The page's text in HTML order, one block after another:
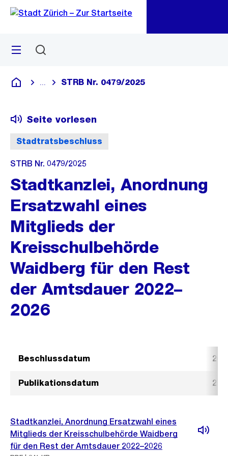
Navigation
Sprunglink
Menü
Deutsch
Blende alle Breadcrumbs ein
STRB Nr. 0479/2025
Stadtratsbeschluss
Seite vorlesen
STRB Nr. 0479/2025
Stadtkanzlei, Anordnung
Ersatzwahl eines
Mitglieds der
Kreisschulbehörde
Waidberg für den Rest
der Amtsdauer 2022–
2026
Beschlussdatum 26.
Publikationsdatum 27.
Stadtkanzlei, Anordnung Ersatzwahl eines
Mitglieds der Kreisschulbehörde Waidberg
für den Rest der Amtsdauer 2022–2026